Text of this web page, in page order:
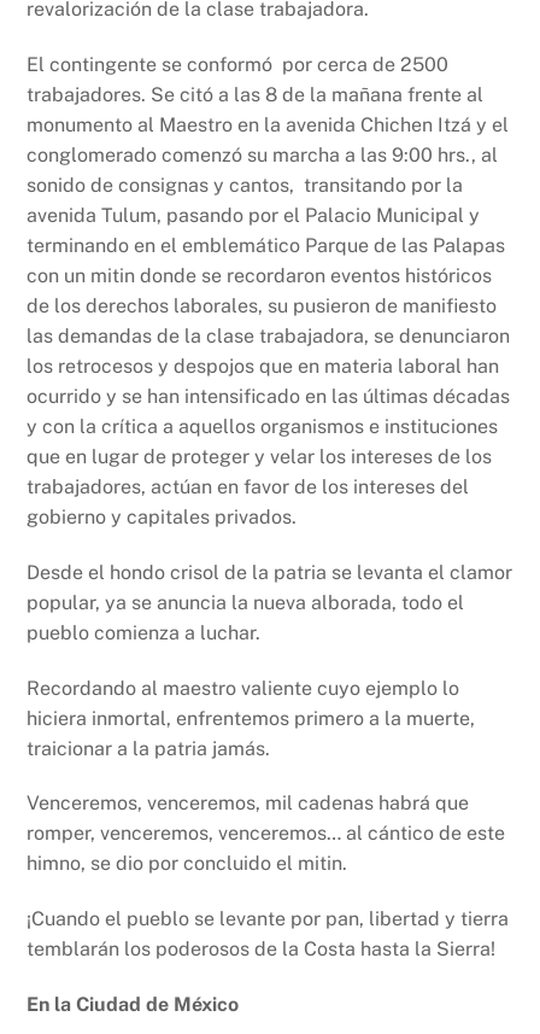
revalorización de la clase trabajadora.
El contingente se conformó por cerca de 2500
trabajadores. Se citó a las 8 de la mañana frente al
monumento al Maestro en la avenida Chichen Itzá y el
conglomerado comenzó su marcha a las 9:00 hrs., al
sonido de consignas y cantos, transitando por la
avenida Tulum, pasando por el Palacio Municipal y
terminando en el emblemático Parque de las Palapas
con un mitin donde se recordaron eventos históricos
de los derechos laborales, su pusieron de manifiesto
las demandas de la clase trabajadora, se denunciaron
los retrocesos y despojos que en materia laboral han
ocurrido y se han intensificado en las últimas décadas
y con la crítica a aquellos organismos e instituciones
que en lugar de proteger y velar los intereses de los
trabajadores, actúan en favor de los intereses del
gobierno y capitales privados.
Desde el hondo crisol de la patria se levanta el clamor
popular, ya se anuncia la nueva alborada, todo el
pueblo comienza a luchar.
Recordando al maestro valiente cuyo ejemplo lo
hiciera inmortal, enfrentemos primero a la muerte,
traicionar a la patria jamás.
Venceremos, venceremos, mil cadenas habrá que
romper, venceremos, venceremos… al cántico de este
himno, se dio por concluido el mitin.
¡Cuando el pueblo se levante por pan, libertad y tierra
temblarán los poderosos de la Costa hasta la Sierra!
En la Ciudad de México